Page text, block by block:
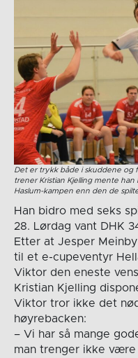
Det er trykk både i skuddene og
trener Kristian Kjelling mente
Haslum-kampen enn den de
Han bidro med seks
28. Lørdag vant DHK
Etter at Jesper
til et e-cupeventyr
Viktor den eneste
Kristian Kjelling
Viktor tror ikke det
høyrebacken:
– Vi har så mange
man trenger ikke